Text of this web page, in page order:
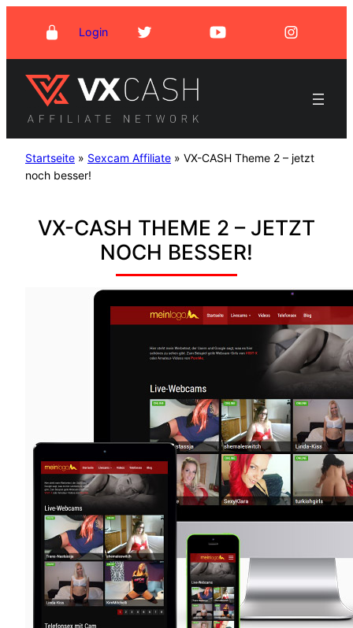
springen
Login
Startseite » Sexcam Affiliate » VX-CASH Theme 2 – jetzt
noch besser!
VX-CASH THEME 2 – JETZT
NOCH BESSER!